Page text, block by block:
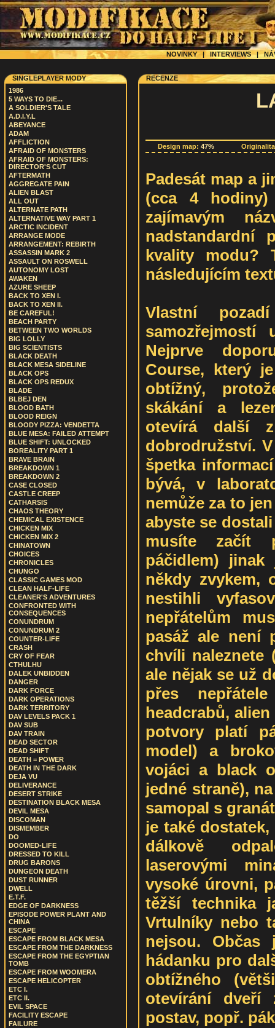
NOVINKY | INTERVIEWS|
SINGLEPLAYER MODY
1986
5 WAYS TO DIE...
A SOLDIER'S TALE
A.D.I.Y.L
ABEYANCE
ADAM
AFFLICTION
AFRAID OF MONSTERS
AFRAID OF MONSTERS:
DIRECTOR'S CUT
AFTERMATH
AGGREGATE PAIN
ALIEN BLAST
ALL OUT
ALTERNATE PATH
ALTERNATIVE WAY PART 1
ARCTIC INCIDENT
ARRANGE MODE
ARRANGEMENT: REBIRTH
ASSASSIN MARK 2
ASSAULT ON ROSWELL
AUTONOMY LOST
AWAKEN
AZURE SHEEP
BACK TO XEN I.
BACK TO XEN II.
BE CAREFUL!
BEACH PARTY
BETWEEN TWO WORLDS
BIG LOLLY
BIG SCIENTISTS
BLACK DEATH
BLACK MESA SIDELINE
BLACK OPS
BLACK OPS REDUX
BLADE
BLBEJ DEN
BLOOD BATH
BLOOD REIGN
BLOODY PIZZA: VENDETTA
BLUE MESA: FAILED ATTEMPT
BLUE SHIFT: UNLOCKED
BOREALITY PART 1
BRAVE BRAIN
BREAKDOWN 1
BREAKDOWN 2
CASE CLOSED
CASTLE CREEP
CATHARSIS
CHAOS THEORY
CHEMICAL EXISTENCE
CHICKEN MIX
CHICKEN MIX 2
CHINATOWN
CHOICES
CHRONICLES
CHUNGO
CLASSIC GAMES MOD
CLEAN HALF-LIFE
CLEANER'S ADVENTURES
CONFRONTED WITH
CONSEQUENCES
CONUNDRUM
CONUNDRUM 2
COUNTER-LIFE
CRASH
CRY OF FEAR
CTHULHU
DALEK UNBIDDEN
DANGER
DARK FORCE
DARK OPERATIONS
DARK TERRITORY
DAV LEVELS PACK 1
DAV SUB
DAV TRAIN
DEAD SECTOR
DEAD SHIFT
DEATH = POWER
DEATH IN THE DARK
DEJA VU
DELIVERANCE
DESERT STRIKE
DESTINATION BLACK MESA
DEVIL MESA
DISCOMAN
DISMEMBER
DO
DOOMED-LIFE
DRESSED TO KILL
DRUG BARONS
DUNGEON DEATH
DUST RUNNER
DWELL
E.T.F.
EDGE OF DARKNESS
EPISODE POWER PLANT AND
CHINA
ESCAPE
ESCAPE FROM BLACK MESA
ESCAPE FROM THE DARKNESS
ESCAPE FROM THE EGYPTIAN
TOMB
ESCAPE FROM WOOMERA
ESCAPE HELICOPTER
ETC I.
ETC II.
EVIL SPACE
FACILITY ESCAPE
FAILURE
RECENZE
Design map: 47%
Padesát map a
(cca 4
zajímavým
nadstandardní
kvality modu?
následujícím
Vlastní
samozřejmostí
Nejprve
Course, který
obtížný,
skákání a
otevírá další z
dobrodružství.
špetka
bývá, v
nemůže za to
abyste se
musíte začít
páčidlem)
někdy zvykem,
nestihli
nepřátelům
pasáž ale není
chvíli naleznete
ale nějak se už
přes
headcrabů,
potvory platí
model) a
vojáci a black
jedné straně),
samopal s
je také
dálkově
laserovými
vysoké úrovni,
těžší technika
Vrtulníky nebo
nejsou. Občas
hádanku pro
obtížného
otevírání dveří
postav, popř.